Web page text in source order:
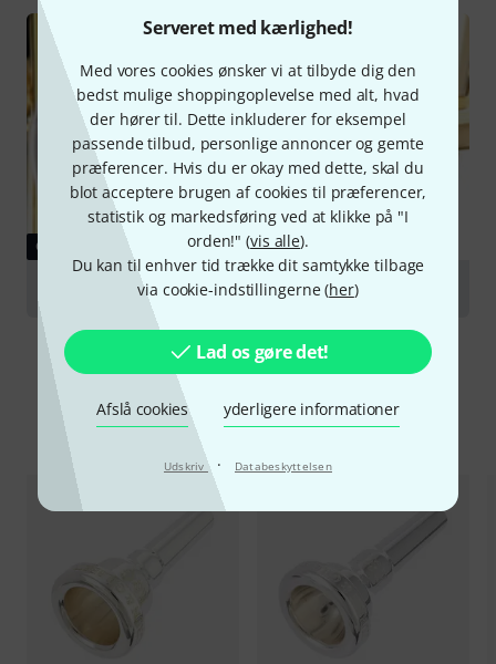
Serveret med kærlighed!
Med vores cookies ønsker vi at tilbyde dig den
bedst mulige shoppingoplevelse med alt, hvad
der hører til. Dette inkluderer for eksempel
passende tilbud, personlige annoncer og gemte
præferencer. Hvis du er okay med dette, skal du
blot acceptere brugen af cookies til præferencer,
statistik og markedsføring ved at klikke på "I
orden!" (vis alle).
Du kan til enhver tid trække dit samtykke tilbage
via cookie-indstillingerne (her)
Lad os gøre det!
Afslå cookies yderligere informationer
Udskriv · Databeskyttelsen
GUIDE
Mouthpieces for brass wind instruments
Sammenlign valgmuligheder